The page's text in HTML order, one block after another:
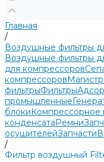
Главная
/
Воздушные фильтры
Воздушные фильтры
для компрессоров
компрессоров
фильтрыФильтры
промышленные
блокиКомпрессорное
конденсатаРемни
осушителейЗапчасти
/
Фильтр воздушный